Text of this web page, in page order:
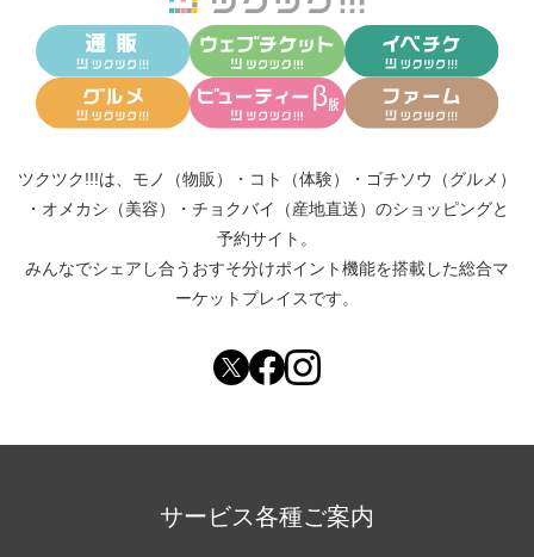
ツクツク!!!は、 モノ（物販） ・ コト（体験） ・ ゴチソウ（グルメ）
・ オメカシ（美容） ・ チョクバイ（産地直送） のショッピングと
予約サイト。
みんなでシェアし合う おすそ分けポイント機能を搭載した総合マ
ーケットプレイスです。
サービス各種ご案内